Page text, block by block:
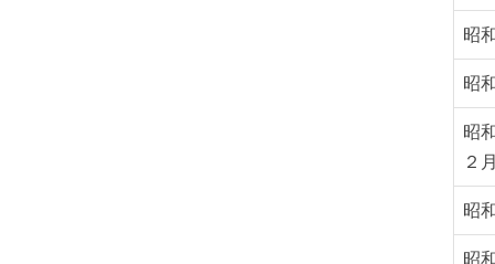
昭
昭
昭
２月
昭
昭